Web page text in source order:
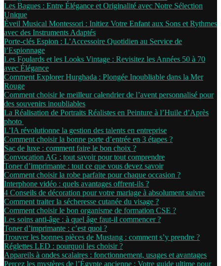
Les Bagues : Entre Élégance et Originalité avec Notre Sélection
Unique
Éveil Musical Montessori : Initiez Votre Enfant aux Sons et Rythmes
avec des Instruments Adaptés
Porte-clés Espion : L’Accessoire Quotidien au Service de
l’Espionnage
Les Foulards et les Looks Vintage : Revisitez les Années 50 à 70
avec Élégance
Comment Explorer Hurghada : Plongée Inoubliable dans la Mer
Rouge
Comment choisir le meilleur calendrier de l’avent personnalisé pour
des souvenirs inoubliables
La Réalisation de Portraits Réalistes en Peinture à l’Huile d’Après
photo
L’IA révolutionne la gestion des talents en entreprise
Comment choisir la bonne porte d’entrée en 3 étapes ?
Sac de luxe : comment faire le bon choix ?
Convocation AG : tout savoir pour tout comprendre
Toner d’imprimante : tout ce que vous devez savoir
Comment choisir la robe parfaite pour chaque occasion ?
Interphone vidéo : quels avantages offrent-ils ?
4 Conseils de décoration pour votre mariage à absolument suivre
Comment traiter la sécheresse cutanée du visage ?
Comment choisir le bon organisme de formation CSE ?
Les soins anti-âge : à quel âge faut-il commencer ?
Toner d’imprimante : c’est quoi ?
Trouver les bonnes pièces de Mustang : comment s’y prendre ?
Réglettes LED : pourquoi les choisir ?
Appareils à ondes scalaires : fonctionnement, usages et avantages
Percez les mystères de l’Égypte ancienne : Votre guide ultime pour